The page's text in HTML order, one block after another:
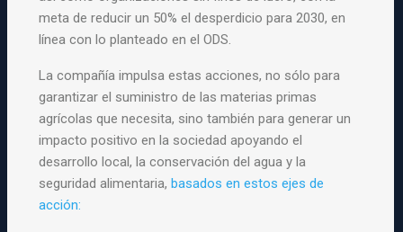
meta de reducir un 50% el desperdicio para 2030, en
línea con lo planteado en el ODS.
La compañía impulsa estas acciones, no sólo para
garantizar el suministro de las materias primas
agrícolas que necesita, sino también para generar un
impacto positivo en la sociedad apoyando el
desarrollo local, la conservación del agua y la
seguridad alimentaria,basados en estos ejes de
acción: